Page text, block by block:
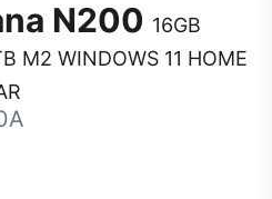
N200 16GB
M2 WINDOWS 11 HOME